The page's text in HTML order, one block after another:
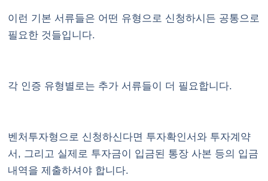
이런 기본 서류들은 어떤 유형으로 신청하시든 공통으로
필요한 것들입니다.
각 인증 유형별로는 추가 서류들이 더 필요합니다.
벤처투자형으로 신청하신다면 투자확인서와 투자계약
서, 그리고 실제로 투자금이 입금된 통장 사본 등의 입금
내역을 제출하셔야 합니다.